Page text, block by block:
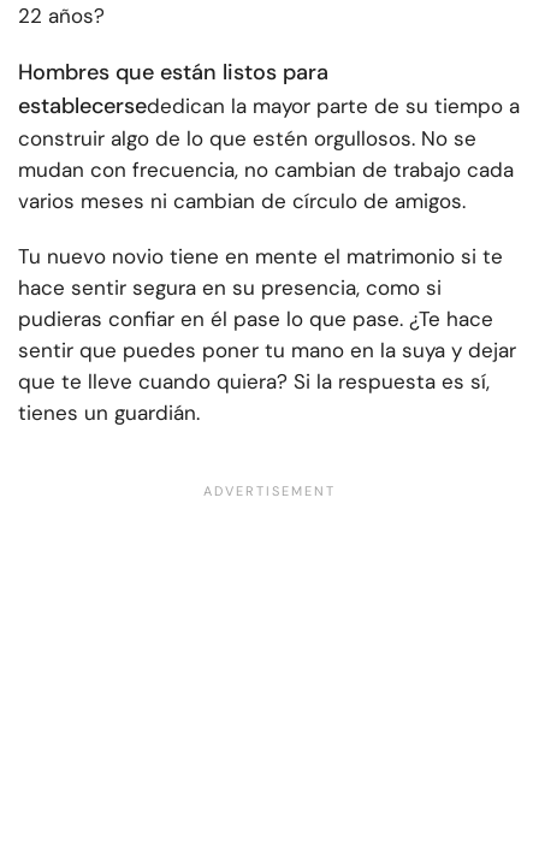
22 años?
Hombres que están listos para
establecersededican la mayor parte de su tiempo a
construir algo de lo que estén orgullosos. No se
mudan con frecuencia, no cambian de trabajo cada
varios meses ni cambian de círculo de amigos.
Tu nuevo novio tiene en mente el matrimonio si te
hace sentir segura en su presencia, como si
pudieras confiar en él pase lo que pase. ¿Te hace
sentir que puedes poner tu mano en la suya y dejar
que te lleve cuando quiera? Si la respuesta es sí,
tienes un guardián.